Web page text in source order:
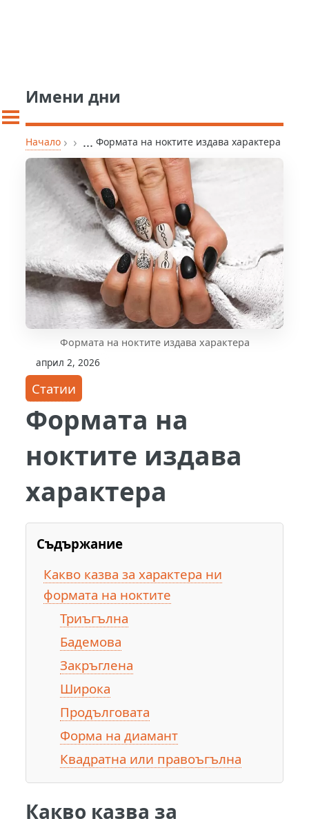
Имени дни
Начало › › ... Формата на ноктите издава характера
Формата на ноктите издава характера
април 2, 2026
Статии
Формата на
ноктите издава
характера
Съдържание
Какво казва за характера ни
формата на ноктите
Триъгълна
Бадемова
Закръглена
Широка
Продълговата
Форма на диамант
Квадратна или правоъгълна
Какво казва за